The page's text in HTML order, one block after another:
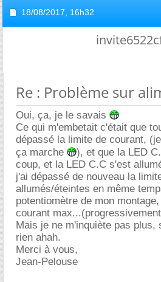
18/08/2017, 16h32
Re : Problème sur
Oui, ça, je le savais
Ce qui m'embetait c'était que
dépassé la limite de courant,
ça marche
), et que la LED
coup, et la LED C.C s'est
j'ai dépassé de nouveau la
allumés/éteintes en même
potentiomètre de mon
courant
Mais je ne m'inquiète pas
rien ahah.
Merci à vous,
Jean-Pelouse